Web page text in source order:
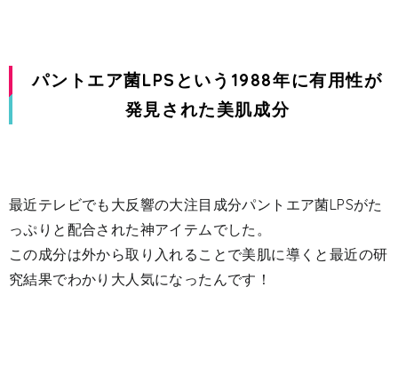
パントエア菌LPSという1988年に有用性が
発見された美肌成分
最近テレビでも大反響の大注目成分パントエア菌LPSがた
っぷりと配合された神アイテムでした。
この成分は外から取り入れることで美肌に導くと最近の研
究結果でわかり大人気になったんです！